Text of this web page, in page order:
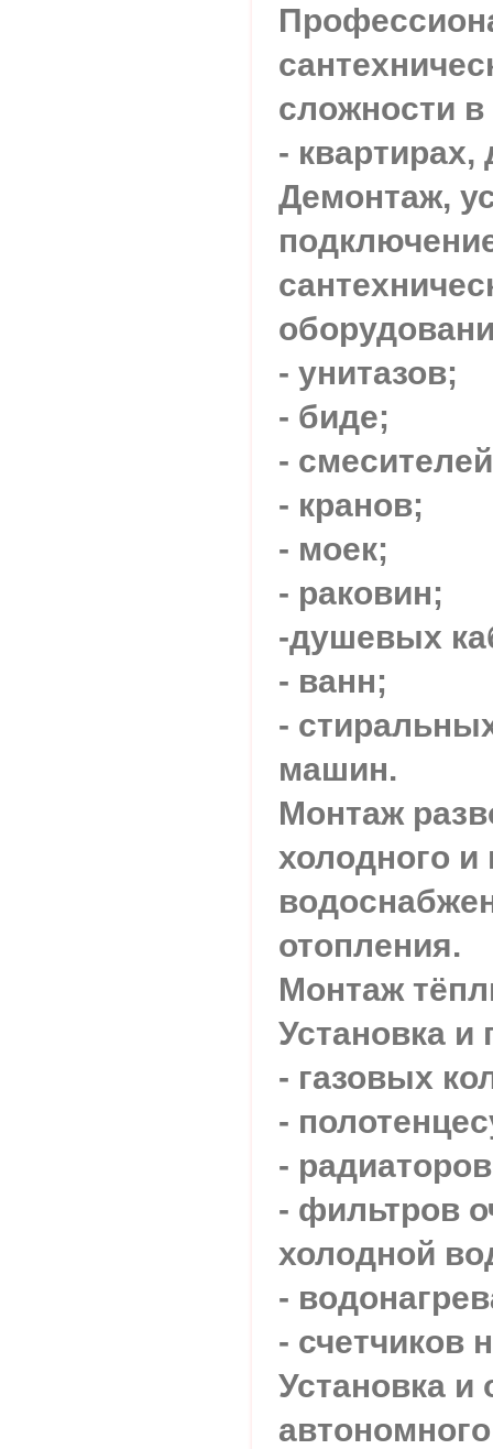
сложности в
- квартирах,
Демонтаж,
- унитазов;
- биде;
-
- кранов;
- моек;
- раковин;
-душевых
- ванн;
-
машин.
Монтаж
холодного и
отопления.
Монтаж
Установка
- газовых
-
-
- фильтров
холодной
-
- счетчиков
Установка и